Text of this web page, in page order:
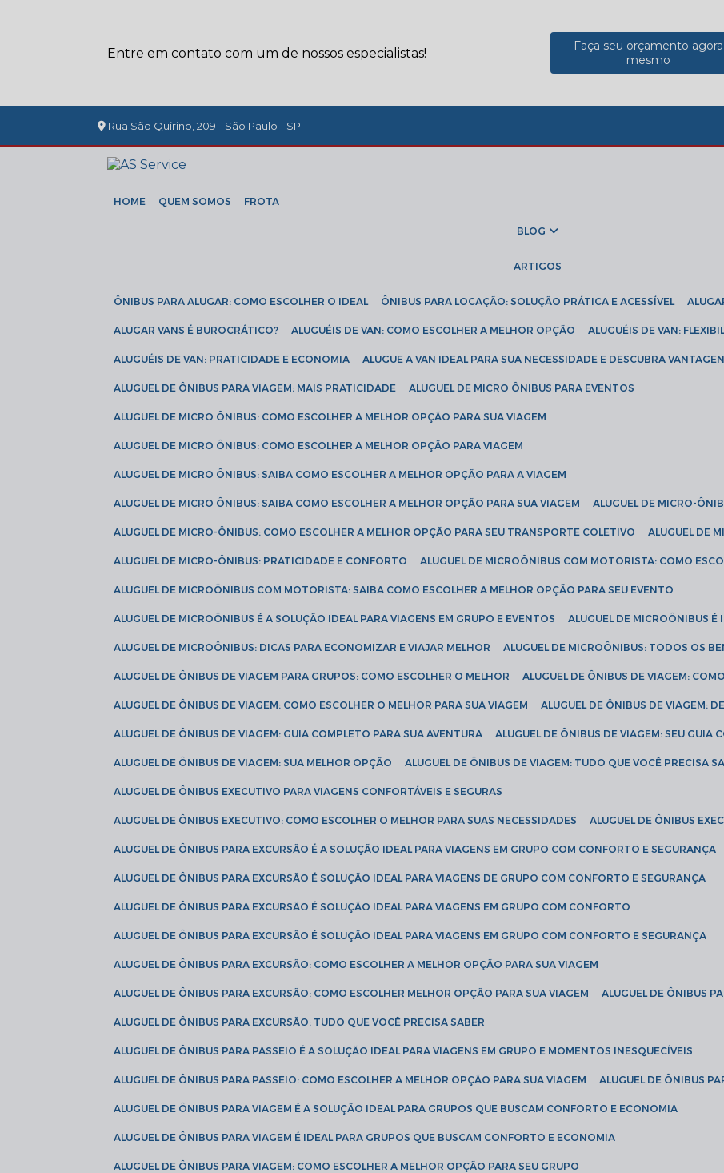
Entre em contato com um de nossos especialistas!
Faça seu orçamento agora
mesmo
Rua São Quirino, 209 - São Paulo - SP
HOME QUEM SOMOS FROTA
BLOG
ARTIGOS
ÔNIBUS PARA ALUGAR: COMO ESCOLHER O IDEAL ÔNIBUS PARA LOCAÇÃO: SOLUÇÃO PRÁTICA E ACESSÍVEL
ALUGAR VANS É BUROCRÁTICO? ALUGUÉIS DE VAN: COMO ESCOLHER A MELHOR OPÇÃO ALUGUÉIS DE VAN:
ALUGUÉIS DE VAN: PRATICIDADE E ECONOMIA ALUGUE A VAN IDEAL PARA SUA NECESSIDADE E DESCUBRA
ALUGUEL DE ÔNIBUS PARA VIAGEM: MAIS PRATICIDADE ALUGUEL DE MICRO ÔNIBUS PARA EVENTOS
ALUGUEL DE MICRO ÔNIBUS: COMO ESCOLHER A MELHOR OPÇÃO PARA SUA VIAGEM
ALUGUEL DE MICRO ÔNIBUS: COMO ESCOLHER A MELHOR OPÇÃO PARA VIAGEM
ALUGUEL DE MICRO ÔNIBUS: SAIBA COMO ESCOLHER A MELHOR OPÇÃO PARA A VIAGEM
ALUGUEL DE MICRO ÔNIBUS: SAIBA COMO ESCOLHER A MELHOR OPÇÃO PARA SUA VIAGEM ALUGUEL DE MICRO-
ALUGUEL DE MICRO-ÔNIBUS: COMO ESCOLHER A MELHOR OPÇÃO PARA SEU TRANSPORTE COLETIVO ALUGUEL DE
ALUGUEL DE MICRO-ÔNIBUS: PRATICIDADE E CONFORTO ALUGUEL DE MICROÔNIBUS COM MOTORISTA: COMO
ALUGUEL DE MICROÔNIBUS COM MOTORISTA: SAIBA COMO ESCOLHER A MELHOR OPÇÃO PARA SEU EVENTO
ALUGUEL DE MICROÔNIBUS É A SOLUÇÃO IDEAL PARA VIAGENS EM GRUPO E EVENTOS ALUGUEL DE MICROÔNIBUS
ALUGUEL DE MICROÔNIBUS: DICAS PARA ECONOMIZAR E VIAJAR MELHOR ALUGUEL DE MICROÔNIBUS: TODOS OS
ALUGUEL DE ÔNIBUS DE VIAGEM PARA GRUPOS: COMO ESCOLHER O MELHOR ALUGUEL DE ÔNIBUS DE VIAGEM:
ALUGUEL DE ÔNIBUS DE VIAGEM: COMO ESCOLHER O MELHOR PARA SUA VIAGEM ALUGUEL DE ÔNIBUS DE VIAGEM:
ALUGUEL DE ÔNIBUS DE VIAGEM: GUIA COMPLETO PARA SUA AVENTURA ALUGUEL DE ÔNIBUS DE VIAGEM: SEU GUIA
ALUGUEL DE ÔNIBUS DE VIAGEM: SUA MELHOR OPÇÃO ALUGUEL DE ÔNIBUS DE VIAGEM: TUDO QUE VOCÊ PRECISA
ALUGUEL DE ÔNIBUS EXECUTIVO PARA VIAGENS CONFORTÁVEIS E SEGURAS
ALUGUEL DE ÔNIBUS EXECUTIVO: COMO ESCOLHER O MELHOR PARA SUAS NECESSIDADES ALUGUEL DE ÔNIBUS
ALUGUEL DE ÔNIBUS PARA EXCURSÃO É A SOLUÇÃO IDEAL PARA VIAGENS EM GRUPO COM CONFORTO E SEGURANÇA
ALUGUEL DE ÔNIBUS PARA EXCURSÃO É SOLUÇÃO IDEAL PARA VIAGENS DE GRUPO COM CONFORTO E SEGURANÇA
ALUGUEL DE ÔNIBUS PARA EXCURSÃO É SOLUÇÃO IDEAL PARA VIAGENS EM GRUPO COM CONFORTO
ALUGUEL DE ÔNIBUS PARA EXCURSÃO É SOLUÇÃO IDEAL PARA VIAGENS EM GRUPO COM CONFORTO E SEGURANÇA
ALUGUEL DE ÔNIBUS PARA EXCURSÃO: COMO ESCOLHER A MELHOR OPÇÃO PARA SUA VIAGEM
ALUGUEL DE ÔNIBUS PARA EXCURSÃO: COMO ESCOLHER MELHOR OPÇÃO PARA SUA VIAGEM ALUGUEL DE ÔNIBUS
ALUGUEL DE ÔNIBUS PARA EXCURSÃO: TUDO QUE VOCÊ PRECISA SABER
ALUGUEL DE ÔNIBUS PARA PASSEIO É A SOLUÇÃO IDEAL PARA VIAGENS EM GRUPO E MOMENTOS INESQUECÍVEIS
ALUGUEL DE ÔNIBUS PARA PASSEIO: COMO ESCOLHER A MELHOR OPÇÃO PARA SUA VIAGEM ALUGUEL DE ÔNIBUS
ALUGUEL DE ÔNIBUS PARA VIAGEM É A SOLUÇÃO IDEAL PARA GRUPOS QUE BUSCAM CONFORTO E ECONOMIA
ALUGUEL DE ÔNIBUS PARA VIAGEM É IDEAL PARA GRUPOS QUE BUSCAM CONFORTO E ECONOMIA
ALUGUEL DE ÔNIBUS PARA VIAGEM: COMO ESCOLHER A MELHOR OPÇÃO PARA SEU GRUPO